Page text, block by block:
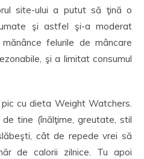
site-ului a putut să ţină o
şi astfel şi-a moderat
felurile de mâncare
şi a limitat consumul
cu dieta Weight Watchers.
tine (înălţime, greutate, stil
cât de repede vrei să
de calorii zilnice. Tu apoi